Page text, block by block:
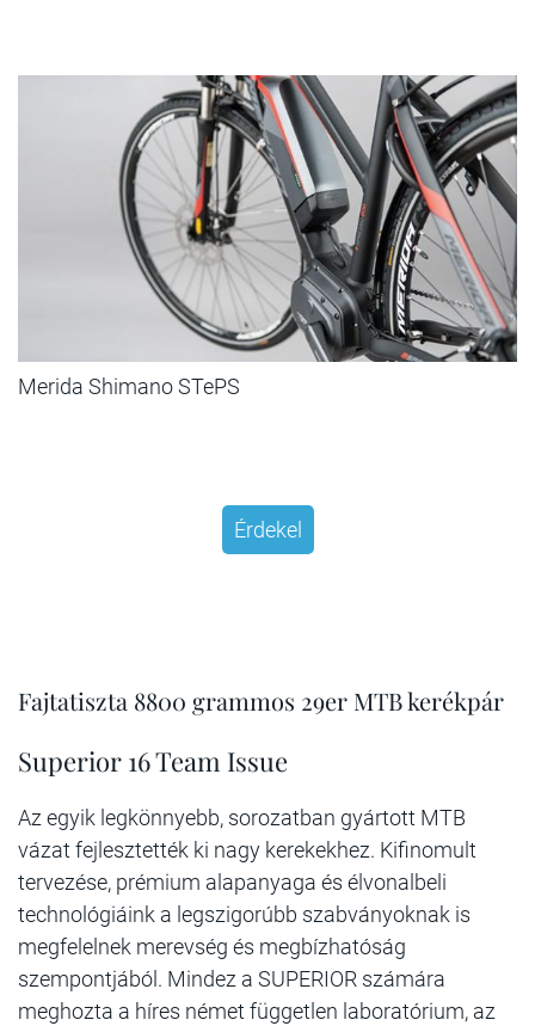
Merida Shimano STePS
Érdekel
Fajtatiszta 8800 grammos 29er MTB kerékpár
Superior 16 Team Issue
Az egyik legkönnyebb, sorozatban gyártott MTB
vázat fejlesztették ki nagy kerekekhez. Kifinomult
tervezése, prémium alapanyaga és élvonalbeli
technológiáink a legszigorúbb szabványoknak is
megfelelnek merevség és megbízhatóság
szempontjából. Mindez a SUPERIOR számára
meghozta a híres német független laboratórium, az